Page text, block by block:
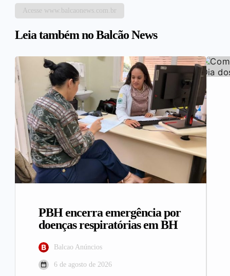
Acesse www.balcaonews.com.br
Leia também no Balcão News
PBH encerra emergência por
doenças respiratórias em BH
Balcao Anúncios
6 de agosto de 2026